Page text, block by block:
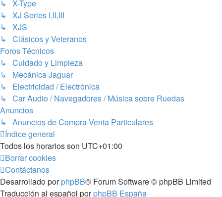
↳ X-Type
↳ XJ Series I,II,III
↳ XJS
↳ Clásicos y Veteranos
Foros Técnicos
↳ Cuidado y Limpieza
↳ Mecánica Jaguar
↳ Electricidad / Electrónica
↳ Car Audio / Navegadores / Música sobre Ruedas
Anuncios
↳ Anuncios de Compra-Venta Particulares
Índice general
Todos los horarios son UTC+01:00
Borrar cookies
Contáctanos
Desarrollado porphpBB® Forum Software © phpBB Limited
Traducción al español porphpBB España